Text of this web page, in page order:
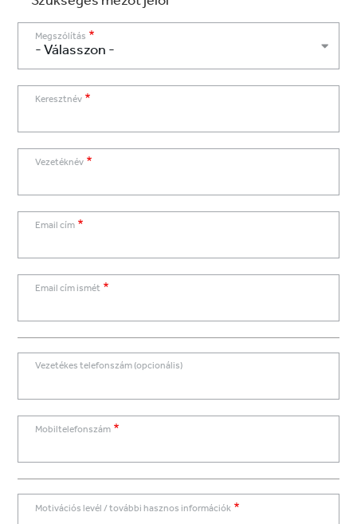
Megszólítás
Keresztnév
Vezetéknév
E
a
i
í
m
Email cím
Email cím ismét
Vezetékes telefonszám (opcionális)
Mobiltelefonszám
Motivációs levél / további hasznos információk